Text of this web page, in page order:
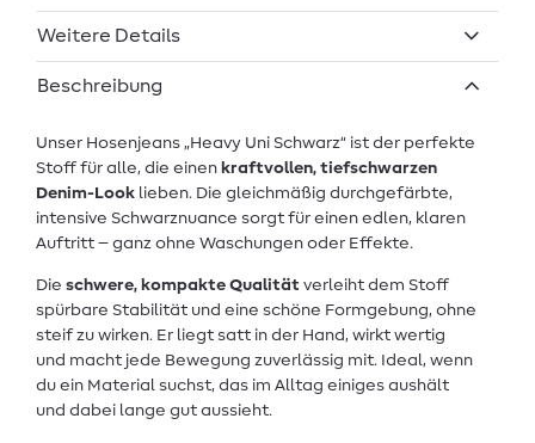
Weitere Details
Beschreibung
Unser Hosenjeans „Heavy Uni Schwarz“ ist der perfekte
Stoff für alle, die einen kraftvollen, tiefschwarzen
Denim-Look lieben. Die gleichmäßig durchgefärbte,
intensive Schwarznuance sorgt für einen edlen, klaren
Auftritt – ganz ohne Waschungen oder Effekte.
Die schwere, kompakte Qualität verleiht dem Stoff
spürbare Stabilität und eine schöne Formgebung, ohne
steif zu wirken. Er liegt satt in der Hand, wirkt wertig
und macht jede Bewegung zuverlässig mit. Ideal, wenn
du ein Material suchst, das im Alltag einiges aushält
und dabei lange gut aussieht.